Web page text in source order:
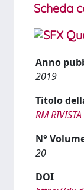
Scheda
Anno
2019
Titolo
RM RIVISTA
N°
20
DOI